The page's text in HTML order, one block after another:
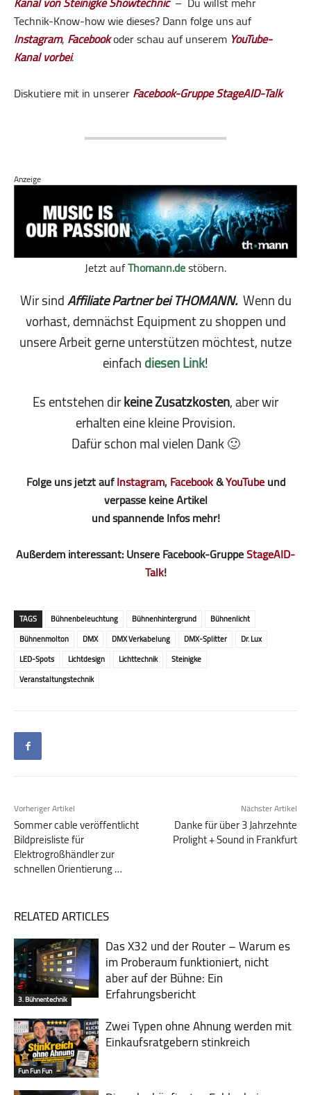
Technik-Know-how wie dieses? Dann folge uns auf
Instagram, Facebookoder schau auf unserem YouTube-
Kanal vorbei.
Diskutiere mit in unsererFacebook-Gruppe StageAID-Talk
Anzeige
Jetzt aufThomann.destöbern.
Wir sindAffiliate Partner bei THOMANN.Wenn du
vorhast, demnächst Equipment zu shoppen und
unsere Arbeit gerne unterstützen möchtest, nutze
einfachdiesen Link!
Es entstehen dirkeine Zusatzkosten, aber wir
erhalten eine kleine Pro­vi­sion.
Dafür schon mal vielen Dank 🙂
Folge uns jetzt aufInstagram,Facebook&YouTubeund
verpasse keine Artikel
und spannende Infos mehr!
Außerdem interessant: Unsere Facebook-GruppeStageAID-
Talk!
TAGS Bühnenbeleuchtung Bühnenhintergrund
Bühnenlicht
Bühnenmolton
DMX DMX Verkabelung DMX-Splitter
Dr. Lux
LED-Spots
Lichtdesign Lichttechnik
Steinigke
Veranstaltungstechnik
Vorheriger Artikel
Sommer cable veröffentlicht
Bildpreisliste für
Elektrogroßhändler zur
schnellen Orientierung …
Nächster Artikel
Danke für über 3 Jahrzehnte
Prolight + Sound in Frankfurt
RELATED ARTICLES
3. Bühnentechnik
Das X32 und der Router – Warum es
im Probe­raum funk­tio­niert, nicht
aber auf der Bühne: Ein
Erfahrungsbericht
Fun Fun Fun
Zwei Typen ohne Ahnung werden mit
Einkaufsratgebern stinkreich